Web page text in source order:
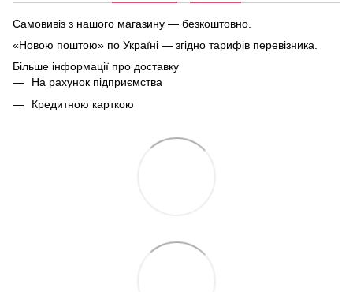
Самовивіз з нашого магазину — безкоштовно.
«Новою поштою» по Україні — згідно тарифів перевізника.
Більше інформації про доставку
На рахунок підприємства
Кредитною карткою